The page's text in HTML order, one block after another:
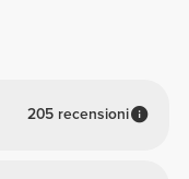
205 recensioni